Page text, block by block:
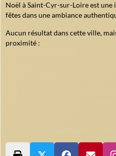
Noël à Saint-Cyr-sur-Loire est une
fêtes dans une ambiance
Aucun résultat dans cette ville,
proximité :